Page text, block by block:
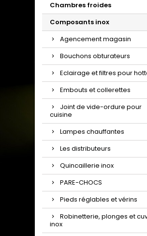
Chambres froides
Composants inox
Agencement magasin
Bouchons obturateurs
Eclairage et filtres pour
Embouts et collerettes
Joint de vide-ordure pour
cuisine
Lampes chauffantes
Les distributeurs
Quincaillerie inox
PARE-CHOCS
Pieds réglables et vérins
Robinetterie, plonges et
inox